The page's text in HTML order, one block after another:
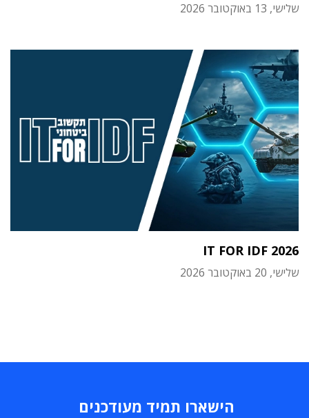
שלישי, 13 באוקטובר 2026
IT FOR IDF 2026
שלישי, 20 באוקטובר 2026
הישארו תמיד מעודכנים